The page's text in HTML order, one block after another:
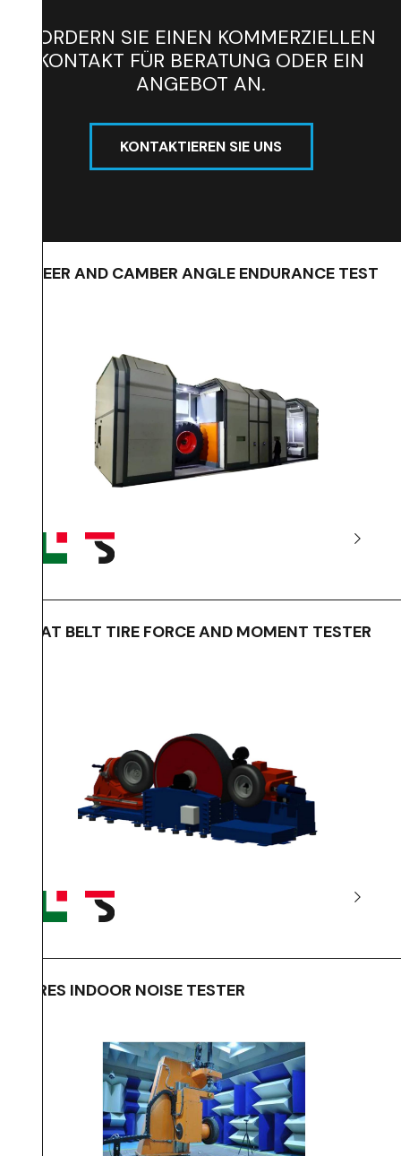
FORDERN SIE EINEN KOMMERZIELLEN
KONTAKT FÜR BERATUNG ODER EIN
ANGEBOT AN.
KONTAKTIEREN SIE UNS
STEER AND CAMBER ANGLE ENDURANCE TEST
FLAT BELT TIRE FORCE AND MOMENT TESTER
TIRES INDOOR NOISE TESTER